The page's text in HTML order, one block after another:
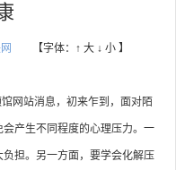
【字体： ↑ 大 ↓ 小 】
网站消息，初来乍到，面对陌
产生不同程度的心理压力。一
担。另一方面，要学会化解压